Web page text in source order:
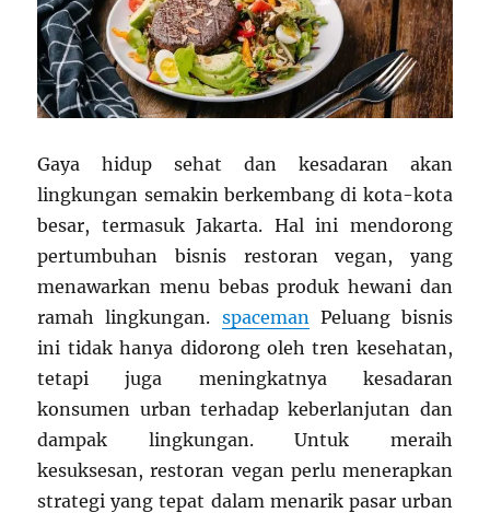
Gaya hidup sehat dan kesadaran akan
lingkungan semakin berkembang di kota-kota
besar, termasuk Jakarta. Hal ini mendorong
pertumbuhan bisnis restoran vegan, yang
menawarkan menu bebas produk hewani dan
ramah lingkungan. spaceman Peluang bisnis
ini tidak hanya didorong oleh tren kesehatan,
tetapi juga meningkatnya kesadaran
konsumen urban terhadap keberlanjutan dan
dampak lingkungan. Untuk meraih
kesuksesan, restoran vegan perlu menerapkan
strategi yang tepat dalam menarik pasar urban